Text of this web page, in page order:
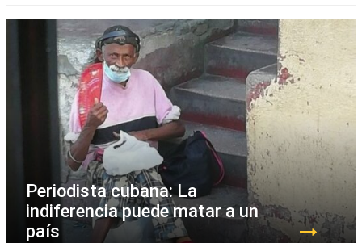
Periodista cubana: La
indiferencia puede matar a un
país